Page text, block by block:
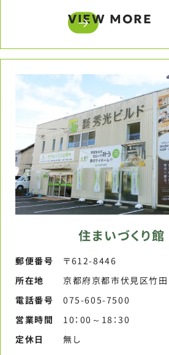
VIEW MORE
住まいづくり
郵便番号​
〒612-8446
所在地
京都府京都市伏見区竹
電話番号​
075-605-7500​
営業時間​
10：00～18：30​
定休日​
無し​